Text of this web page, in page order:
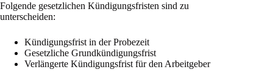
Folgende gesetzlichen Kündigungsfristen sind zu
unterscheiden:
Kündigungsfrist in der Probezeit
Gesetzliche Grundkündigungsfrist
Verlängerte Kündigungsfrist für den Arbeitgeber